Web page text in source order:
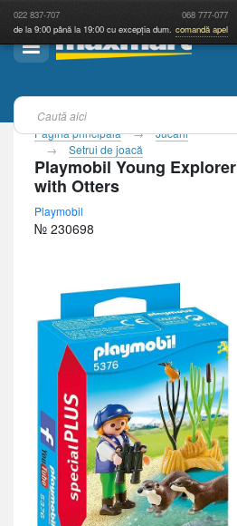
022 837-707 068 777-077
de la 9:00 până la 19:00 cu excepția dum. comandă apel
Pagina principală
Jucării
Setrui de joacă
Playmobil Young Explorer
with Otters
Playmobil
№ 230698